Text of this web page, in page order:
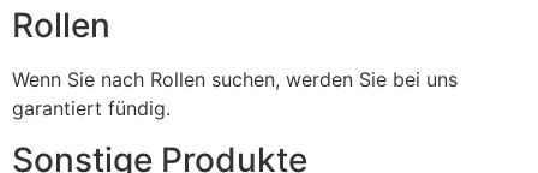
Rollen
Wenn Sie nach Rollen suchen, werden Sie bei uns
garantiert fündig.
Sonstige Produkte